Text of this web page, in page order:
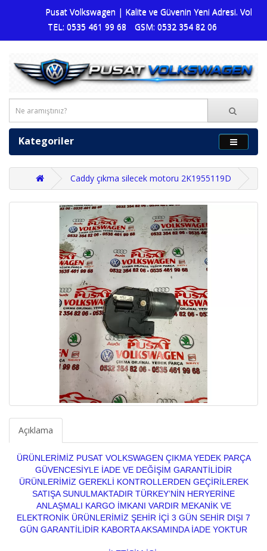
Pusat Volkswagen | Kalite ve Güvenin Yeni Adresi.
TEL: 0535 461 99 68
GSM: 0532 354 82 06
Kategoriler
Caddy çıkma silecek motoru 2K1955119D
Açıklama
ÜRÜNLERİMİZ PUSAT VOLKSWAGEN ÇIKMA YEDEK PARÇA
GÜVENCESİYLE İADE VE DEĞİŞİM GARANTİLİDİR
ÜRÜNLERİMİZ GEREKLİ KONTROLLERDEN GEÇİRİLEREK
SATIŞA SUNULMAKTADIR TÜRKEY’NİN HERYERİNE
ANLAŞMALI KARGO İMKANI VARDIR MEKANİK VE
ELEKTRONİK ÜRÜNLERİMİZ ŞEHİR İÇİ 3 GÜN SEHİR DIŞI 7
GÜN GARANTİLİDİR KABORTA AKSAMINDA İADE YOKTUR